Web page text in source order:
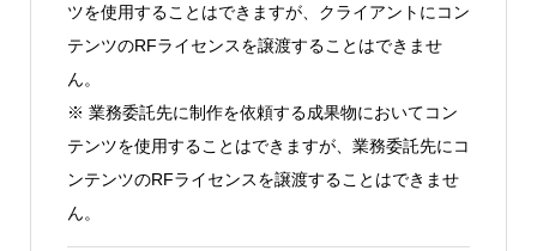
ツを使用することはできますが、クライアントにコン
テンツのRFライセンスを譲渡することはできませ
ん。
※ 業務委託先に制作を依頼する成果物においてコン
テンツを使用することはできますが、業務委託先にコ
ンテンツのRFライセンスを譲渡することはできませ
ん。